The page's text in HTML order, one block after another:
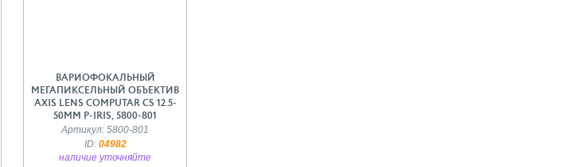
ВАРИОФОКАЛЬНЫЙ
МЕГАПИКСЕЛЬНЫЙ ОБЪЕКТИВ
AXIS LENS COMPUTAR CS 12.5-
50MM P-IRIS, 5800-801
Артикул: 5800-801
ID: 04982
наличие уточняйте